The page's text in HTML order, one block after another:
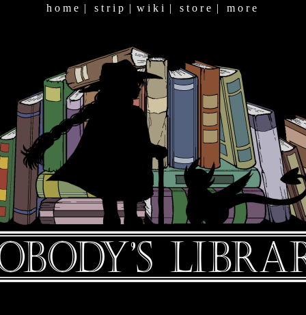
h o m e | s t r i p | w i k i | s t o r e | m o r e